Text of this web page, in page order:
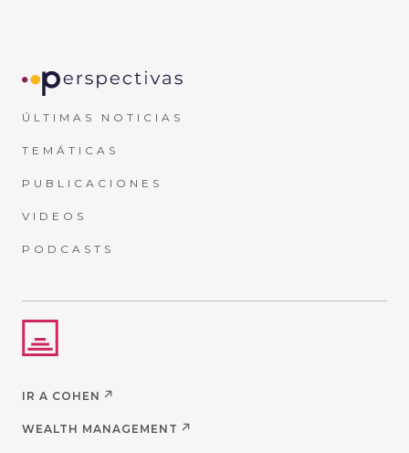
ÚLTIMAS NOTICIAS
TEMÁTICAS
PUBLICACIONES
VIDEOS
PODCASTS
IR A COHEN
WEALTH MANAGEMENT